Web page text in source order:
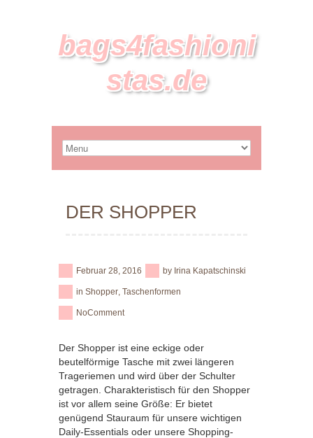
bags4fashioni
stas.de
DER SHOPPER
Februar 28, 2016 by Irina Kapatschinski
in Shopper, Taschenformen
NoComment
Der Shopper ist eine eckige oder
beutelförmige Tasche mit zwei längeren
Trageriemen und wird über der Schulter
getragen. Charakteristisch für den Shopper
ist vor allem seine Größe: Er bietet
genügend Stauraum für unsere wichtigen
Daily-Essentials oder unsere Shopping-